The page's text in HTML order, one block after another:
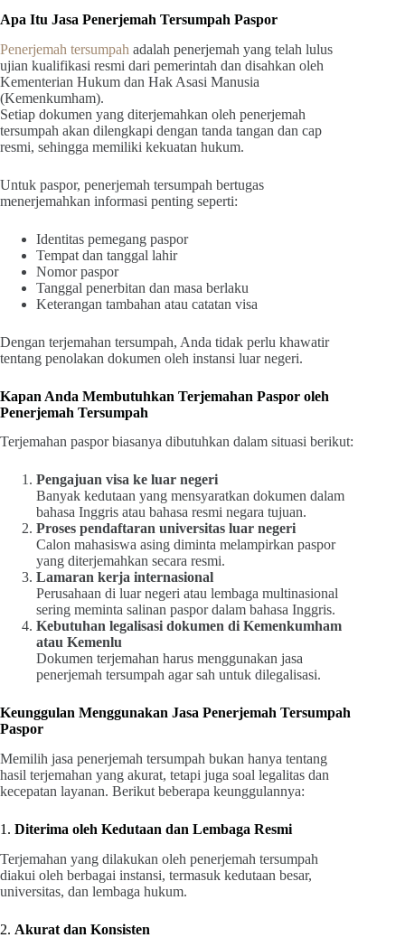
Apa Itu Jasa Penerjemah Tersumpah Paspor
Penerjemah tersumpah adalah penerjemah yang telah lulus
ujian kualifikasi resmi dari pemerintah dan disahkan oleh
Kementerian Hukum dan Hak Asasi Manusia
(Kemenkumham).
Setiap dokumen yang diterjemahkan oleh penerjemah
tersumpah akan dilengkapi dengan tanda tangan dan cap
resmi, sehingga memiliki kekuatan hukum.
Untuk paspor, penerjemah tersumpah bertugas
menerjemahkan informasi penting seperti:
Identitas pemegang paspor
Tempat dan tanggal lahir
Nomor paspor
Tanggal penerbitan dan masa berlaku
Keterangan tambahan atau catatan visa
Dengan terjemahan tersumpah, Anda tidak perlu khawatir
tentang penolakan dokumen oleh instansi luar negeri.
Kapan Anda Membutuhkan Terjemahan Paspor oleh
Penerjemah Tersumpah
Terjemahan paspor biasanya dibutuhkan dalam situasi berikut:
Pengajuan visa ke luar negeri
Banyak kedutaan yang mensyaratkan dokumen dalam
bahasa Inggris atau bahasa resmi negara tujuan.
Proses pendaftaran universitas luar negeri
Calon mahasiswa asing diminta melampirkan paspor
yang diterjemahkan secara resmi.
Lamaran kerja internasional
Perusahaan di luar negeri atau lembaga multinasional
sering meminta salinan paspor dalam bahasa Inggris.
Kebutuhan legalisasi dokumen di Kemenkumham
atau Kemenlu
Dokumen terjemahan harus menggunakan jasa
penerjemah tersumpah agar sah untuk dilegalisasi.
Keunggulan Menggunakan Jasa Penerjemah Tersumpah
Paspor
Memilih jasa penerjemah tersumpah bukan hanya tentang
hasil terjemahan yang akurat, tetapi juga soal legalitas dan
kecepatan layanan. Berikut beberapa keunggulannya:
1. Diterima oleh Kedutaan dan Lembaga Resmi
Terjemahan yang dilakukan oleh penerjemah tersumpah
diakui oleh berbagai instansi, termasuk kedutaan besar,
universitas, dan lembaga hukum.
2. Akurat dan Konsisten